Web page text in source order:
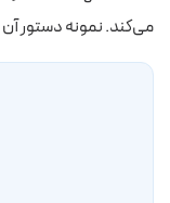
می‌کند. نمونه دستور